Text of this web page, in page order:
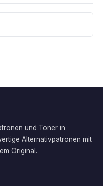
und Toner in
Alternativpatronen mit
Original.